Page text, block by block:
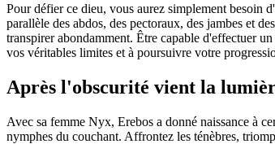
Pour défier ce dieu, vous aurez simplement besoin
parallèle des abdos, des pectoraux, des jambes et
transpirer abondamment. Être capable d'effectuer
vos véritables limites et à poursuivre votre
Après l'obscurité vient la
Avec sa femme Nyx, Erebos a donné naissance à
nymphes du couchant. Affrontez les ténèbres,